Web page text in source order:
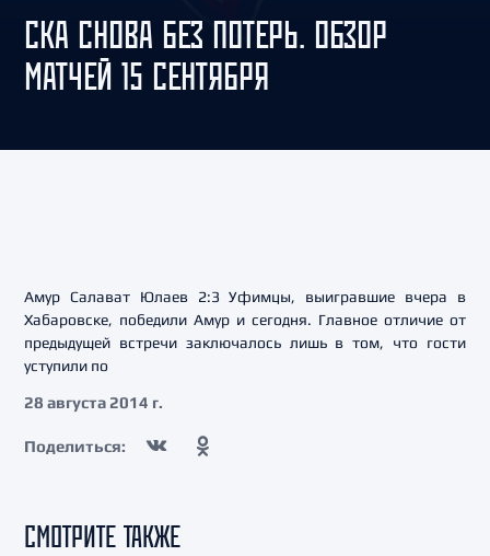
СКА СНОВА БЕЗ ПОТЕРЬ. ОБЗОР
МАТЧЕЙ 15 СЕНТЯБРЯ
Амур Салават Юлаев 2:3 Уфимцы, выигравшие вчера в
Хабаровске, победили Амур и сегодня. Главное отличие от
предыдущей встречи заключалось лишь в том, что гости
уступили по
28 августа 2014 г.
Поделиться:
СМОТРИТЕ ТАКЖЕ